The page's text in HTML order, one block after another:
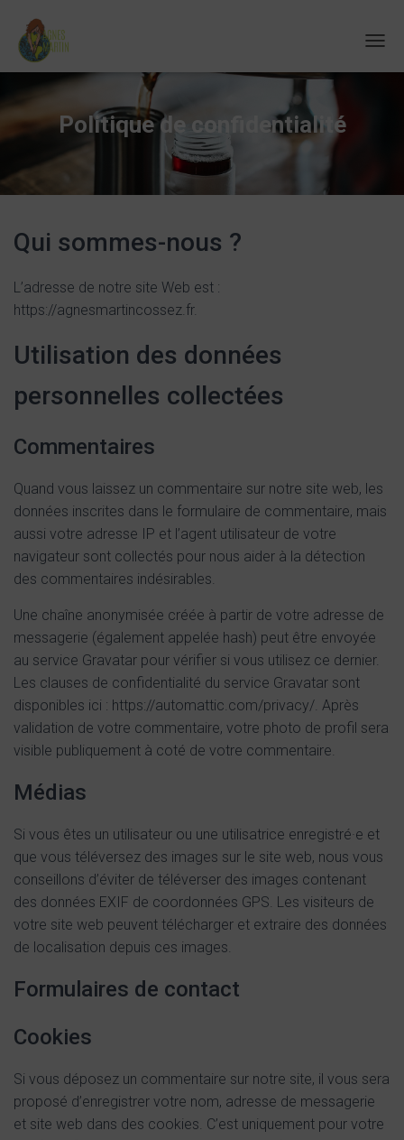
É
Politique de confidentialité
Qui sommes-nous ?
L’adresse de notre site Web est :
https://agnesmartincossez.fr.
Utilisation des données
personnelles collectées
Commentaires
Quand vous laissez un commentaire sur notre site web, les
données inscrites dans le formulaire de commentaire, mais
aussi votre adresse IP et l’agent utilisateur de votre
navigateur sont collectés pour nous aider à la détection
des commentaires indésirables.
Une chaîne anonymisée créée à partir de votre adresse de
messagerie (également appelée hash) peut être envoyée
au service Gravatar pour vérifier si vous utilisez ce dernier.
Les clauses de confidentialité du service Gravatar sont
disponibles ici : https://automattic.com/privacy/. Après
validation de votre commentaire, votre photo de profil sera
visible publiquement à coté de votre commentaire.
Médias
Si vous êtes un utilisateur ou une utilisatrice enregistré·e et
que vous téléversez des images sur le site web, nous vous
conseillons d’éviter de téléverser des images contenant
des données EXIF de coordonnées GPS. Les visiteurs de
votre site web peuvent télécharger et extraire des données
de localisation depuis ces images.
Formulaires de contact
Cookies
Si vous déposez un commentaire sur notre site, il vous sera
proposé d’enregistrer votre nom, adresse de messagerie
et site web dans des cookies. C’est uniquement pour votre